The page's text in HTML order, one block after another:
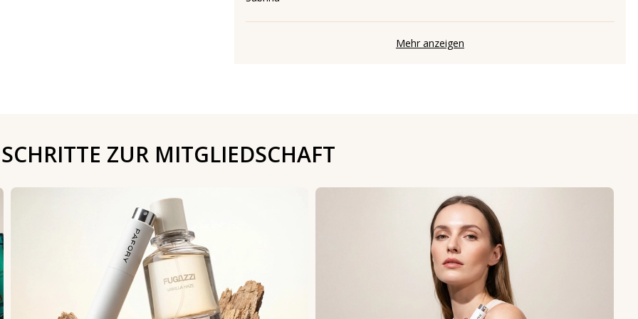
Mehr anzeigen
ZUR MITGLIEDSCHAFT